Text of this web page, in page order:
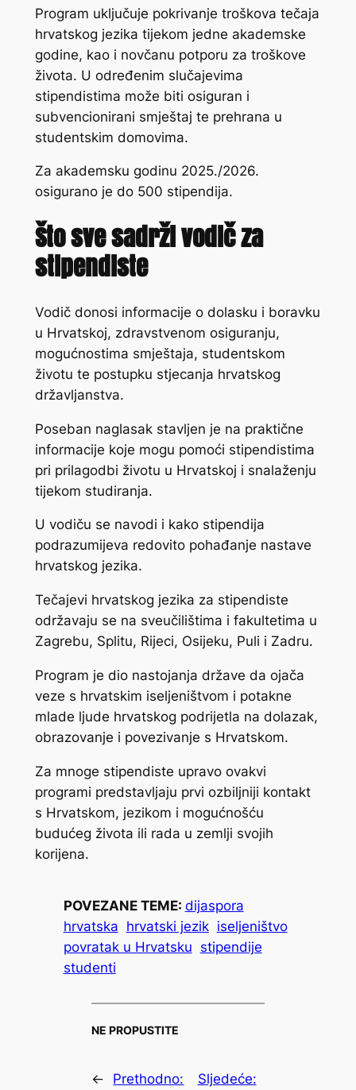
Program uključuje pokrivanje troškova tečaja
hrvatskog jezika tijekom jedne akademske
godine, kao i novčanu potporu za troškove
života. U određenim slučajevima
stipendistima može biti osiguran i
subvencionirani smještaj te prehrana u
studentskim domovima.
Za akademsku godinu 2025./2026.
osigurano je do 500 stipendija.
Što sve sadrži vodič za
stipendiste
Vodič donosi informacije o dolasku i boravku
u Hrvatskoj, zdravstvenom osiguranju,
mogućnostima smještaja, studentskom
životu te postupku stjecanja hrvatskog
državljanstva.
Poseban naglasak stavljen je na praktične
informacije koje mogu pomoći stipendistima
pri prilagodbi životu u Hrvatskoj i snalaženju
tijekom studiranja.
U vodiču se navodi i kako stipendija
podrazumijeva redovito pohađanje nastave
hrvatskog jezika.
Tečajevi hrvatskog jezika za stipendiste
održavaju se na sveučilištima i fakultetima u
Zagrebu, Splitu, Rijeci, Osijeku, Puli i Zadru.
Program je dio nastojanja države da ojača
veze s hrvatskim iseljeništvom i potakne
mlade ljude hrvatskog podrijetla na dolazak,
obrazovanje i povezivanje s Hrvatskom.
Za mnoge stipendiste upravo ovakvi
programi predstavljaju prvi ozbiljniji kontakt
s Hrvatskom, jezikom i mogućnošću
budućeg života ili rada u zemlji svojih
korijena.
POVEZANE TEME: dijaspora
hrvatska hrvatski jezik iseljeništvo
povratak u Hrvatsku stipendije
studenti
NE PROPUSTITE
← Prethodno: Sljedeće: